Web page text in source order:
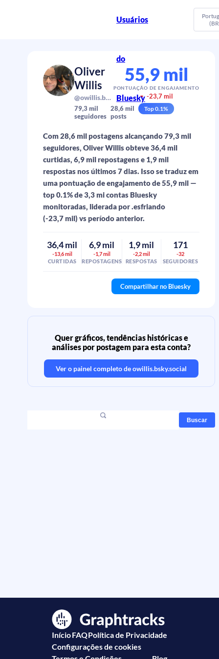
Usuários
do
Bluesky
Oliver
Willis
@owillis.bsky.social
79,3 mil
seguidores
28,6 mil
posts
55,9 mil
PONTUAÇÃO DE ENGAJAMENTO
▼ -23,7 mil
Top0.1%
Com 28,6 mil postagens alcançando 79,3 mil
seguidores, Oliver Willis obteve 36,4 mil
curtidas, 6,9 mil repostagens e 1,9 mil
respostas nos últimos 7 dias. Isso se traduz em
uma pontuação de engajamento de 55,9 mil —
top 0.1% de 3,3 mi contas Bluesky
monitoradas, liderada por .esfriando
(-23,7 mil) vs período anterior.
36,4 mil
-13,6 mil
CURTIDAS
6,9 mil
-1,7 mil
REPOSTAGENS
1,9 mil
-2,2 mil
RESPOSTAS
171
-32
SEGUIDORES
Compartilhar no Bluesky
Quer gráficos, tendências históricas e
análises por postagem para esta conta?
Ver o painel completo deowillis.bsky.social
Buscar
InícioFAQPolítica de Privacidade
Configurações de cookies